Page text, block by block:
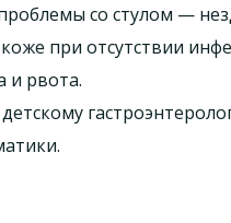
со стулом —
при отсутствии
и рвота.